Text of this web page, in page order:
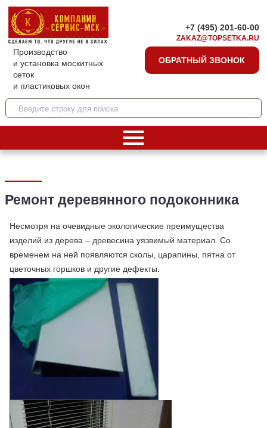
Производство
и установка москитных
сеток
и пластиковых окон
+7 (495) 201-60-00
ZAKAZ@TOPSETKA.RU
ОБРАТНЫЙ ЗВОНОК
Ремонт деревянного подоконника
Несмотря на очевидные экологические преимущества
изделий из дерева – древесина уязвимый материал. Со
временем на ней появляются сколы, царапины, пятна от
цветочных горшков и другие дефекты.